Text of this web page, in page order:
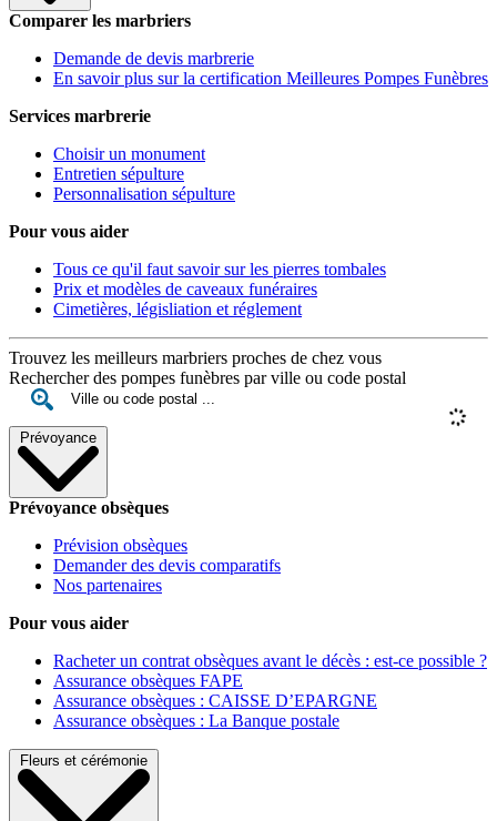
Comparer les marbriers
Demande de devis marbrerie
En savoir plus sur la certification Meilleures Pompes Funèbres
Services marbrerie
Choisir un monument
Entretien sépulture
Personnalisation sépulture
Pour vous aider
Tous ce qu'il faut savoir sur les pierres tombales
Prix et modèles de caveaux funéraires
Cimetières, législiation et réglement
Trouvez les meilleurs marbriers proches de chez vous
Rechercher des pompes funèbres par ville ou code postal
Prévoyance
Prévoyance obsèques
Prévision obsèques
Demander des devis comparatifs
Nos partenaires
Pour vous aider
Racheter un contrat obsèques avant le décès : est-ce possible ?
Assurance obsèques FAPE
Assurance obsèques : CAISSE D’EPARGNE
Assurance obsèques : La Banque postale
Fleurs et cérémonie